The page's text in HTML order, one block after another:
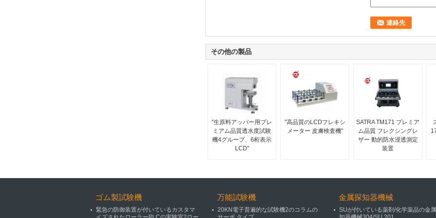
その他の製品
"生原料アッパー用プレ
ミアム品質透水度試験
機4グループ、6桁表示
LCD"
"高品質のLCDフレキシ
メーター 皮膚検査機"
SATRA TM171 プレミア
ム品質 フレクシングレ
ザー 動的防水浸透測定
装置
ゴム製試験機
緊急の防御装置が付いているカスタマ
万能試験機
20KN電子普遍的な試験機2のコラムの
金属探知器機械
SUが付いている薬剤/化学薬品の金